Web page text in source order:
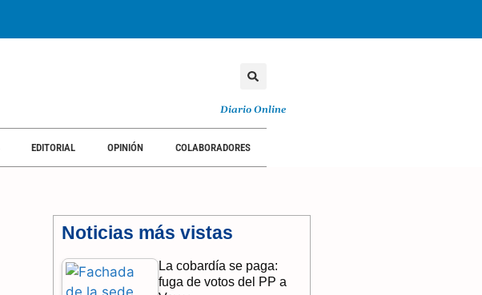
Diario Online
EDITORIAL OPINIÓN COLABORADORES
Noticias más vistas
La cobardía se paga:
fuga de votos del PP a